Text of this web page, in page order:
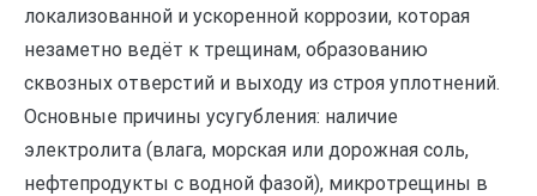
локализованной и ускоренной коррозии, которая
незаметно ведёт к трещинам, образованию
сквозных отверстий и выходу из строя уплотнений.
Основные причины усугубления: наличие
электролита (влага, морская или дорожная соль,
нефтепродукты с водной фазой), микротрещины в